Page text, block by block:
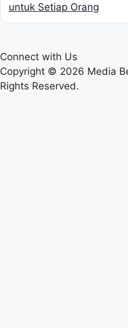
untuk Setiap Orang
Connect with Us
Copyright © 2026 Media
Rights Reserved.